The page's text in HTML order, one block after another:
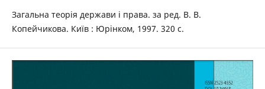
Загальна теорія держави і права. за ред. В. В.
Копейчикова. Київ : Юрінком, 1997. 320 с.